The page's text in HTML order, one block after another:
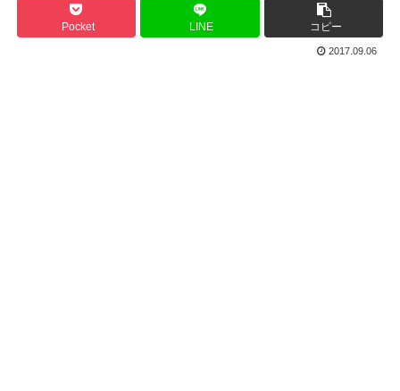
Pocket LINE コピー
2017.09.06